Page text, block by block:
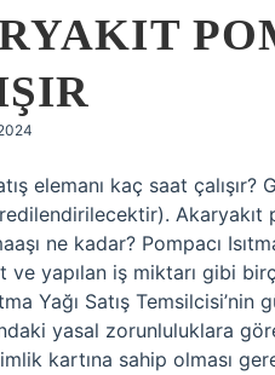
elemanı kaç saat çalışır?
Akaryakıt
ne kadar? Pompacı
ve yapılan iş miktarı gibi
Yağı Satış Temsilcisi’nin
yasal zorunluluklara
kartına sahip olması